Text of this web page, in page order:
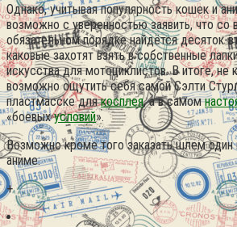
Однако, учитывая популярность кошек и
возможно с уверенностью заявить, что со
обязательном порядке найдётся десяток-
каковые захотят взять в собственные
искусства для мотоциклистов. В итоге, не
возможно ощутить себя самой Сэлти
пластмасске длякосплея, а в самом
«боевыхусловий».
Возможно кроме того заказать шлем один
аниме:
+